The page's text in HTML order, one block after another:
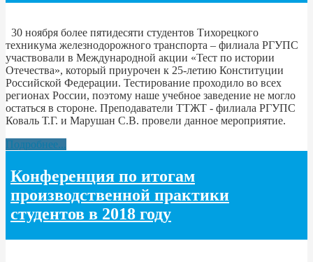
30 ноября более пятидесяти студентов Тихорецкого
техникума железнодорожного транспорта – филиала РГУПС
участвовали в Международной акции «Тест по истории
Отечества», который приурочен к 25-летию Конституции
Российской Федерации. Тестирование проходило во всех
регионах России, поэтому наше учебное заведение не могло
остаться в стороне. Преподаватели ТТЖТ - филиала РГУПС
Коваль Т.Г. и Марушан С.В. провели данное мероприятие.
Подробнее...
Конференция по итогам
производственной практики
студентов в 2018 году